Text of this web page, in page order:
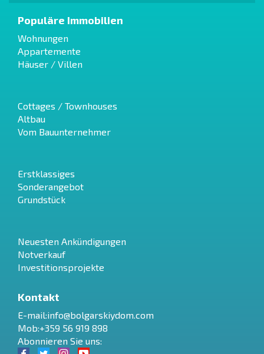
Populäre Immobilien
Wohnungen
Appartemente
Häuser / Villen
Cottages / Townhouses
Altbau
Vom Bauunternehmer
Erstklassiges
Sonderangebot
Grundstück
Neuesten Ankündigungen
Notverkauf
Investitionsprojekte
Kontakt
E-mail:info@bolgarskiydom.com
Mob:+359 56 919 898
Abonnieren Sie uns: